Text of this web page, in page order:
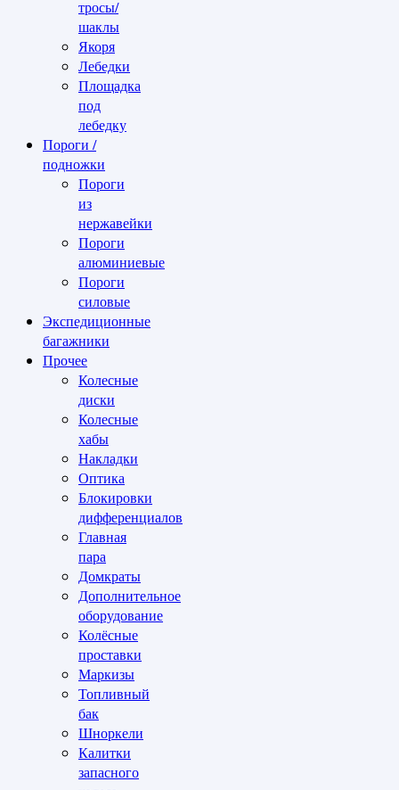
тросы/
шаклы
Якоря
Лебедки
Площадка
под
лебедку
Пороги /
подножки
Пороги
из
нержавейки
Пороги
алюминиевые
Пороги
силовые
Экспедиционные
багажники
Прочее
Колесные
диски
Колесные
хабы
Накладки
Оптика
Блокировки
дифференциалов
Главная
пара
Домкраты
Дополнительное
оборудование
Колёсные
проставки
Маркизы
Топливный
бак
Шноркели
Калитки
запасного